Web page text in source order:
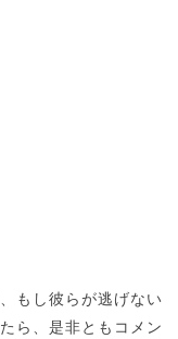
もし彼らが逃げない
ら、是非ともコメン